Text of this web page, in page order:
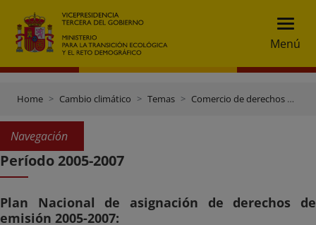
Menú
Home Cambio climático Temas Comercio de derechos de emisión
Navegación
Período 2005-2007
Plan Nacional de asignación de derechos de
emisión 2005-2007: